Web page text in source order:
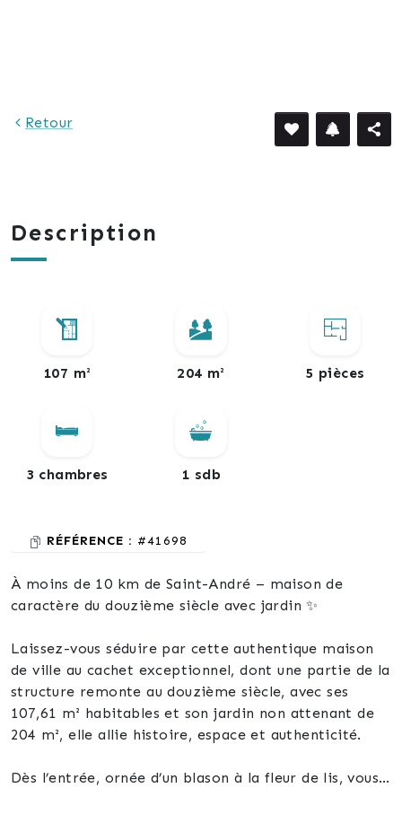
Retour
Description
107 m² 204 m² 5 pièces
3 chambres 1 sdb
RÉFÉRENCE : #41698
À moins de 10 km de Saint-André – maison de
caractère du douzième siècle avec jardin ✨
Laissez-vous séduire par cette authentique maison
de ville au cachet exceptionnel, dont une partie de la
structure remonte au douzième siècle, avec ses
107,61 m² habitables et son jardin non attenant de
204 m², elle allie histoire, espace et authenticité.
Dès l’entrée, ornée d’un blason à la fleur de lis, vous